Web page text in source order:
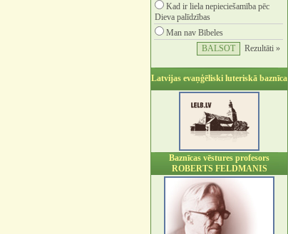
Kad ir liela nepieciešamība pēc
Dieva palīdzības
Man nav Bībeles
Rezultāti »
Latvijas evaņģēliski luteriskā baznīca
Baznīcas vēstures profesors
ROBERTS FELDMANIS